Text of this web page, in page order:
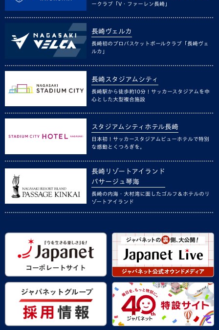
ークラブ「V・ファーレン長崎」
長崎ヴェルカ
長崎初のプロバスケットボールクラブ「長崎ヴェ
ルカ」
長崎スタジアムシティ
長崎駅から徒歩約10分！サッカースタジアムを中
心とした大型複合施設
スタジアムシティホテル長崎
日本初！サッカースタジアムビューホテルで特別
な感動とくつろぎを。
長崎リゾートアイランド
パサージュ琴海
長崎の内海・大村湾に面したゴルフ＆ホテルのリ
ゾートアイランド